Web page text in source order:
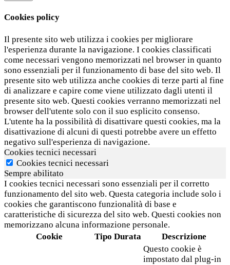
Cookies policy
Il presente sito web utilizza i cookies per migliorare
l'esperienza durante la navigazione. I cookies classificati
come necessari vengono memorizzati nel browser in quanto
sono essenziali per il funzionamento di base del sito web. Il
presente sito web utilizza anche cookies di terze parti al fine
di analizzare e capire come viene utilizzato dagli utenti il
presente sito web. Questi cookies verranno memorizzati nel
browser dell'utente solo con il suo esplicito consenso.
L'utente ha la possibilità di disattivare questi cookies, ma la
disattivazione di alcuni di questi potrebbe avere un effetto
negativo sull'esperienza di navigazione.
Cookies tecnici necessari
Cookies tecnici necessari
Sempre abilitato
I cookies tecnici necessari sono essenziali per il corretto
funzionamento del sito web. Questa categoria include solo i
cookies che garantiscono funzionalità di base e
caratteristiche di sicurezza del sito web. Questi cookies non
memorizzano alcuna informazione personale.
Cookie
Tipo Durata
Descrizione
Questo cookie è
impostato dal plug-in